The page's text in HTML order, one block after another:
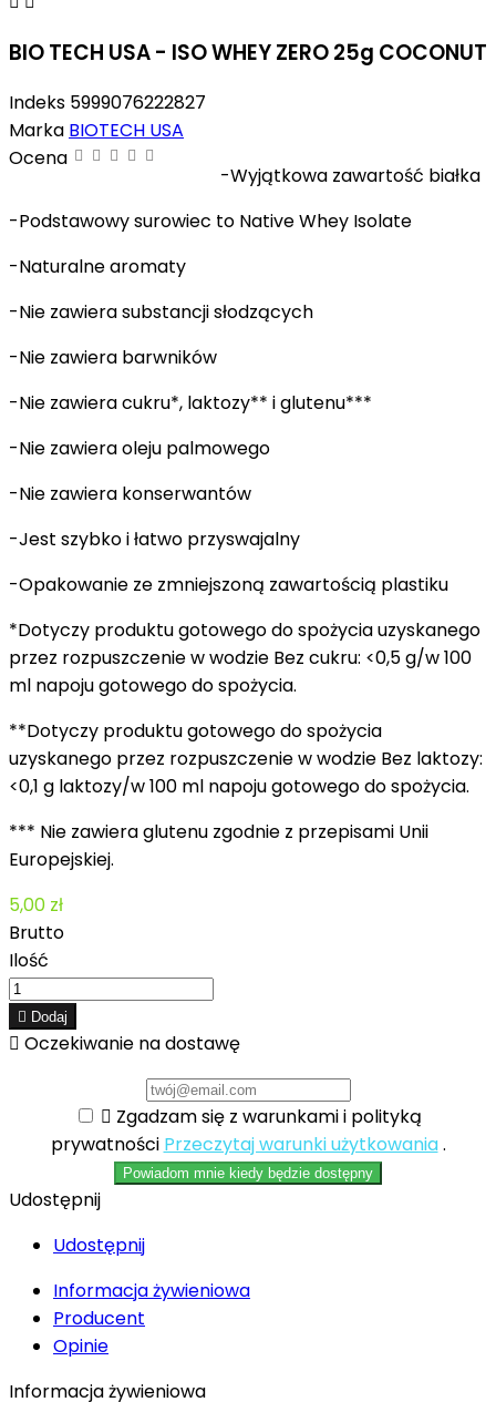
BIO TECH USA - ISO WHEY ZERO 25g COCONUT
Indeks 5999076222827
Marka BIOTECH USA
Ocena
-Wyjątkowa zawartość białka
-Podstawowy surowiec to Native Whey Isolate
-Naturalne aromaty
-Nie zawiera substancji słodzących
-Nie zawiera barwników
-Nie zawiera cukru*, laktozy** i glutenu***
-Nie zawiera oleju palmowego
-Nie zawiera konserwantów
-Jest szybko i łatwo przyswajalny
-Opakowanie ze zmniejszoną zawartością plastiku
*Dotyczy produktu gotowego do spożycia uzyskanego
przez rozpuszczenie w wodzie Bez cukru: <0,5 g/w 100
ml napoju gotowego do spożycia.
**Dotyczy produktu gotowego do spożycia
uzyskanego przez rozpuszczenie w wodzie Bez laktozy:
<0,1 g laktozy/w 100 ml napoju gotowego do spożycia.
*** Nie zawiera glutenu zgodnie z przepisami Unii
Europejskiej.
5,00 zł
Brutto
Ilość
 Dodaj
 Oczekiwanie na dostawę
 Zgadzam się z warunkami i polityką
prywatności Przeczytaj warunki użytkowania.
Powiadom mnie kiedy będzie dostępny
Udostępnij
Udostępnij
Informacja żywieniowa
Producent
Opinie
Informacja żywieniowa